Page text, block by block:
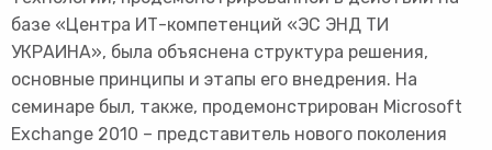
базе «Центра ИТ-компетенций «ЭС ЭНД ТИ
УКРАИНА», была объяснена структура решения,
основные принципы и этапы его внедрения. На
семинаре был, также, продемонстрирован Microsoft
Exchange 2010 – представитель нового поколения